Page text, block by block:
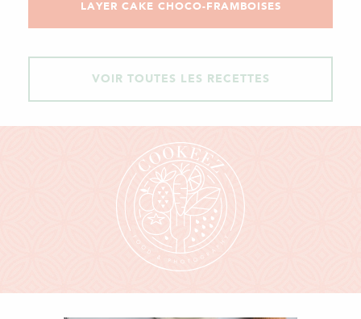
LAYER CAKE CHOCO-FRAMBOISES
VOIR TOUTES LES RECETTES